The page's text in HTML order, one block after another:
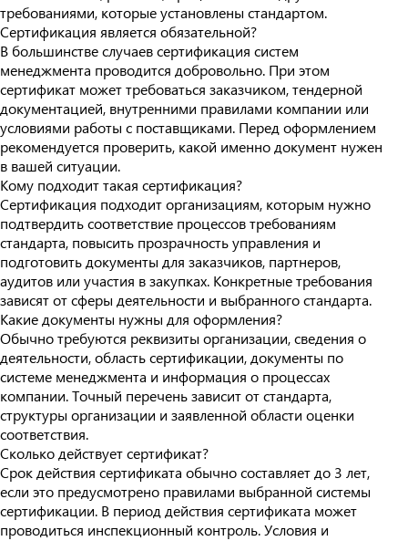
требованиями, которые установлены стандартом.
Сертификация является обязательной?
В большинстве случаев сертификация систем
менеджмента проводится добровольно. При этом
сертификат может требоваться заказчиком, тендерной
документацией, внутренними правилами компании или
условиями работы с поставщиками. Перед оформлением
рекомендуется проверить, какой именно документ нужен
в вашей ситуации.
Кому подходит такая сертификация?
Сертификация подходит организациям, которым нужно
подтвердить соответствие процессов требованиям
стандарта, повысить прозрачность управления и
подготовить документы для заказчиков, партнеров,
аудитов или участия в закупках. Конкретные требования
зависят от сферы деятельности и выбранного стандарта.
Какие документы нужны для оформления?
Обычно требуются реквизиты организации, сведения о
деятельности, область сертификации, документы по
системе менеджмента и информация о процессах
компании. Точный перечень зависит от стандарта,
структуры организации и заявленной области оценки
соответствия.
Сколько действует сертификат?
Срок действия сертификата обычно составляет до 3 лет,
если это предусмотрено правилами выбранной системы
сертификации. В период действия сертификата может
проводиться инспекционный контроль. Условия и